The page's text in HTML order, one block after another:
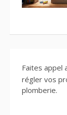
Faites appel
régler vos
plomberie.